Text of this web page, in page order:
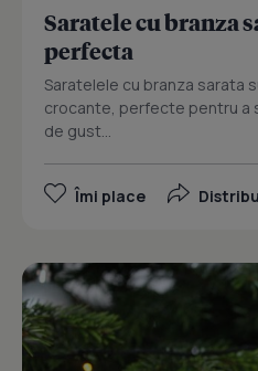
Saratele cu branza
perfecta
Saratelele cu branza sarata
crocante, perfecte pentru a
de gust...
Îmi place